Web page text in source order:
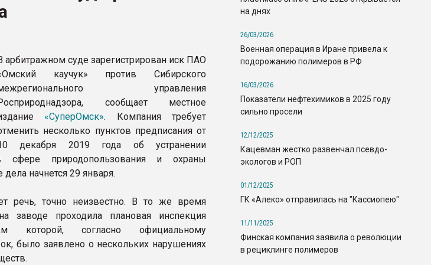
арбитражном суде зарегистрирован иск ПАО
каучук» против Сибирского
управления
сообщает местное
«СуперОмск». Компания требует
несколько пунктов предписания от
декабря 2019 года об устранении
сфере природопользования и охраны
начнется 29 января.
речь, точно неизвестно. В то же время
заводе проходила плановая инспекция
которой, согласно официальному
было заявлено о нескольких нарушениях
на днях
26/03/2026
Военная операция в Иране привела к
подорожанию полимеров в РФ
16/03/2026
Показатели нефтехимиков в 2025 году
сильно просели
12/12/2025
Кацевман жестко развенчал псевдо-
экологов и РОП
01/12/2025
ГК «Алеко» отправилась на "Кассиопею"
11/11/2025
Финская компания заявила о революции
в рециклинге полимеров